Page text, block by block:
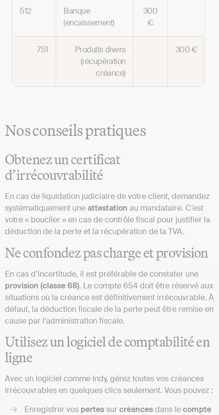
512
Banque
(encaissement)
300
€
751
Produits divers
(récupération
créance)
300 €
Nos conseils pratiques
Obtenez un certificat
d’irrécouvrabilité
En cas de liquidation judiciaire de votre client, demandez
systématiquement uneattestation au mandataire. C’est
votre « bouclier » en cas de contrôle fiscal pour justifier la
déduction de la perte et la récupération de la TVA.
Ne confondez pas charge et provision
En cas d’incertitude, il est préférable de constater une
provision (classe 68). Le compte 654 doit être réservé aux
situations où la créance est définitivement irrécouvrable. À
défaut, la déduction fiscale de la perte peut être remise en
cause par l’administration fiscale.
Utilisez un logiciel de comptabilité en
ligne
Avec un logiciel comme Indy, gérez toutes vos créances
irrécouvrables en quelques clics seulement. Vous pouvez :
Enregistrer vos pertessurcréancesdans lecompte